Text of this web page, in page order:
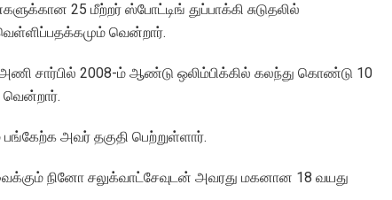
25 மீற்றர் ஸ்போட்டிங் துப்பாக்கி சுடுதலில்
வென்றார்.
அணி சார்பில் 2008-ம் ஆண்டு ஒலிம்பிக்கில் கலந்து கொண்டு 10
வென்றார்.
அவர் தகுதி பெற்றுள்ளார்.
நினோ சலுக்வாட்சேவுடன் அவரது மகனான 18 வயது